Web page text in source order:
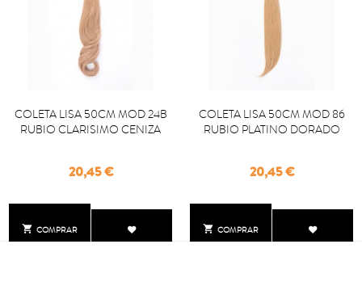
 COMPRAR
COLETA LISA 50CM MOD 24B
RUBIO CLARISIMO CENIZA
Precio
20,45 €
 COMPRAR
COLETA LISA 50CM MOD 86
RUBIO PLATINO DORADO
Precio
20,45 €